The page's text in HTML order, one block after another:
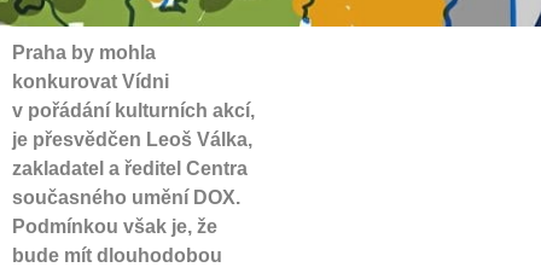
Praha by mohla
konkurovat Vídni
v pořádání kulturních akcí,
je přesvědčen Leoš Válka,
zakladatel a ředitel Centra
současného umění DOX.
Podmínkou však je, že
bude mít dlouhodobou